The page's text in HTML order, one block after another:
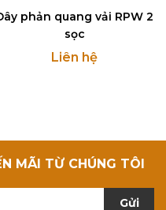
phản quang vải RPW 2
sọc
Liên hệ
MÃI TỪ CHÚNG TÔI
Gửi